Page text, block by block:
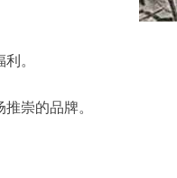
。
崇的品牌。